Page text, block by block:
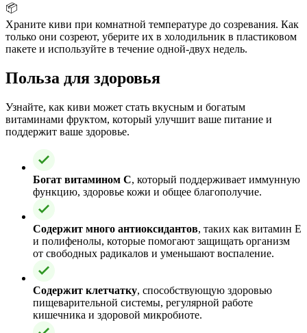
📦
Храните киви при комнатной температуре до созревания. Как
только они созреют, уберите их в холодильник в пластиковом
пакете и используйте в течение одной-двух недель.
Польза для здоровья
Узнайте, как киви может стать вкусным и богатым
витаминами фруктом, который улучшит ваше питание и
поддержит ваше здоровье.
Богат витамином C, который поддерживает иммунную
функцию, здоровье кожи и общее благополучие.
Содержит много антиоксидантов, таких как витамин E
и полифенолы, которые помогают защищать организм
от свободных радикалов и уменьшают воспаление.
Содержит клетчатку, способствующую здоровью
пищеварительной системы, регулярной работе
кишечника и здоровой микробиоте.